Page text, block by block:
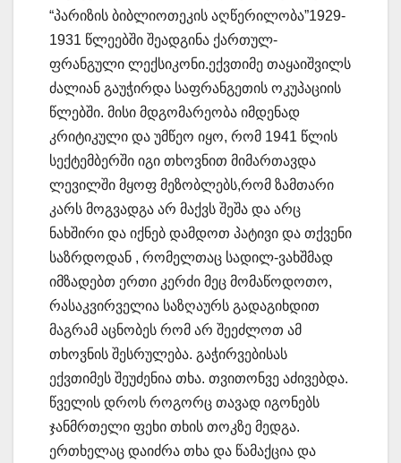
“პარიზის ბიბლიოთეკის აღწერილობა”1929-
1931 წლეებში შეადგინა ქართულ-
ფრანგული ლექსიკონი.ექვთიმე თაყაიშვილს
ძალიან გაუჭირდა საფრანგეთის ოკუპაციის
წლებში. მისი მდგომარეობა იმდენად
კრიტიკული და უმწეო იყო, რომ 1941 წლის
სექტემბერში იგი თხოვნით მიმართავდა
ლევილში მყოფ მეზობლებს,რომ ზამთარი
კარს მოგვადგა არ მაქვს შეშა და არც
ნახშირი და იქნებ დამდოთ პატივი და თქვენი
საზრდოდან , რომელთაც სადილ-ვახშმად
იმზადებთ ერთი კერძი მეც მომაწოდოთო,
რასაკვირველია საზღაურს გადაგიხდით
მაგრამ აცნობეს რომ არ შეეძლოთ ამ
თხოვნის შესრულება. გაჭირვებისას
ექვთიმეს შეუძენია თხა. თვითონვე აძივებდა.
წველის დროს როგორც თავად იგონებს
ჯანმრთელი ფეხი თხის თოკზე მედგა.
ერთხელაც დაიძრა თხა და წამაქცია და